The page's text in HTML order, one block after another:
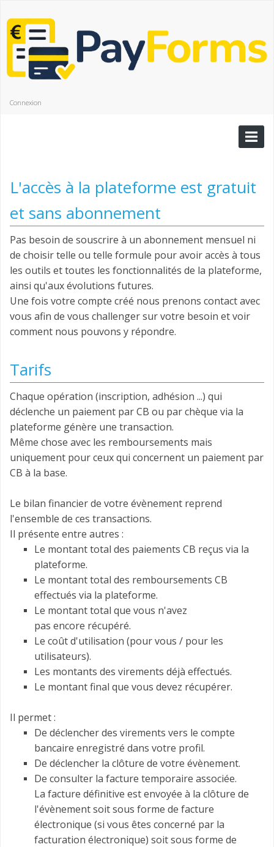
Connexion
L'accès à la plateforme est gratuit
et sans abonnement
Pas besoin de souscrire à un abonnement mensuel ni
de choisir telle ou telle formule pour avoir accès à tous
les outils et toutes les fonctionnalités de la plateforme,
ainsi qu'aux évolutions futures.
Une fois votre compte créé nous prenons contact avec
vous afin de vous challenger sur votre besoin et voir
comment nous pouvons y répondre.
Tarifs
Chaque opération (inscription, adhésion ...) qui
déclenche un paiement par CB ou par chèque via la
plateforme génère une transaction.
Même chose avec les remboursements mais
uniquement pour ceux qui concernent un paiement par
CB à la base.
Le bilan financier de votre évènement reprend
l'ensemble de ces transactions.
Il présente entre autres :
Le montant total des paiements CB reçus via la
plateforme.
Le montant total des remboursements CB
effectués via la plateforme.
Le montant total que vous n'avez
pas encore récupéré.
Le coût d'utilisation (pour vous / pour les
utilisateurs).
Les montants des virements déjà effectués.
Le montant final que vous devez récupérer.
Il permet :
De déclencher des virements vers le compte
bancaire enregistré dans votre profil.
De déclencher la clôture de votre évènement.
De consulter la facture temporaire associée.
La facture définitive est envoyée à la clôture de
l'évènement soit sous forme de facture
électronique (si vous êtes concerné par la
facturation électronique) soit sous forme de